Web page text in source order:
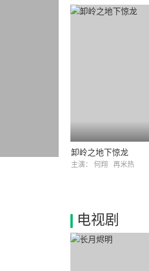
卸岭之地下惊龙
主演： 何翔 再米热
电视剧